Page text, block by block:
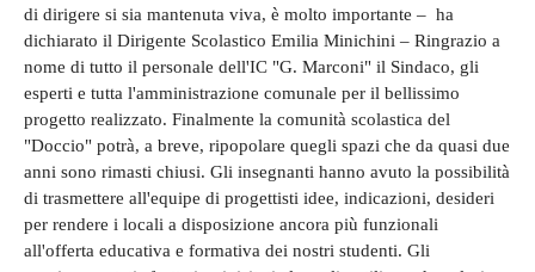
di dirigere si sia mantenuta viva, è molto importante – ha
dichiarato il Dirigente Scolastico Emilia Minichini – Ringrazio a
nome di tutto il personale dell'IC "G. Marconi" il Sindaco, gli
esperti e tutta l'amministrazione comunale per il bellissimo
progetto realizzato. Finalmente la comunità scolastica del
"Doccio" potrà, a breve, ripopolare quegli spazi che da quasi due
anni sono rimasti chiusi. Gli insegnanti hanno avuto la possibilità
di trasmettere all'equipe di progettisti idee, indicazioni, desideri
per rendere i locali a disposizione ancora più funzionali
all'offerta educativa e formativa dei nostri studenti. Gli